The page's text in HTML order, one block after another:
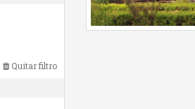
Quitar filtro